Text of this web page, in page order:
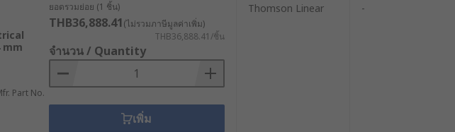
ดตั้งไม่มาก จึงสามารถนำไปประยุกต์ใช้งานกับเครื่องจักรและ
เร็ว และแรงได้อย่างละเอียดแม่นยำ ตัวกระตุ้นเชิงเส้นจึงเหมาะ
mm
Part No.
ยอดรวมย่อย (1 ชิ้น)
THB36,888.41(ไม่รวมภาษีมูลค่าเพิ่ม)
THB36,888.41/ชิ้น
จำนวน / Quantity
เพิ่ม
Thomson Linear -